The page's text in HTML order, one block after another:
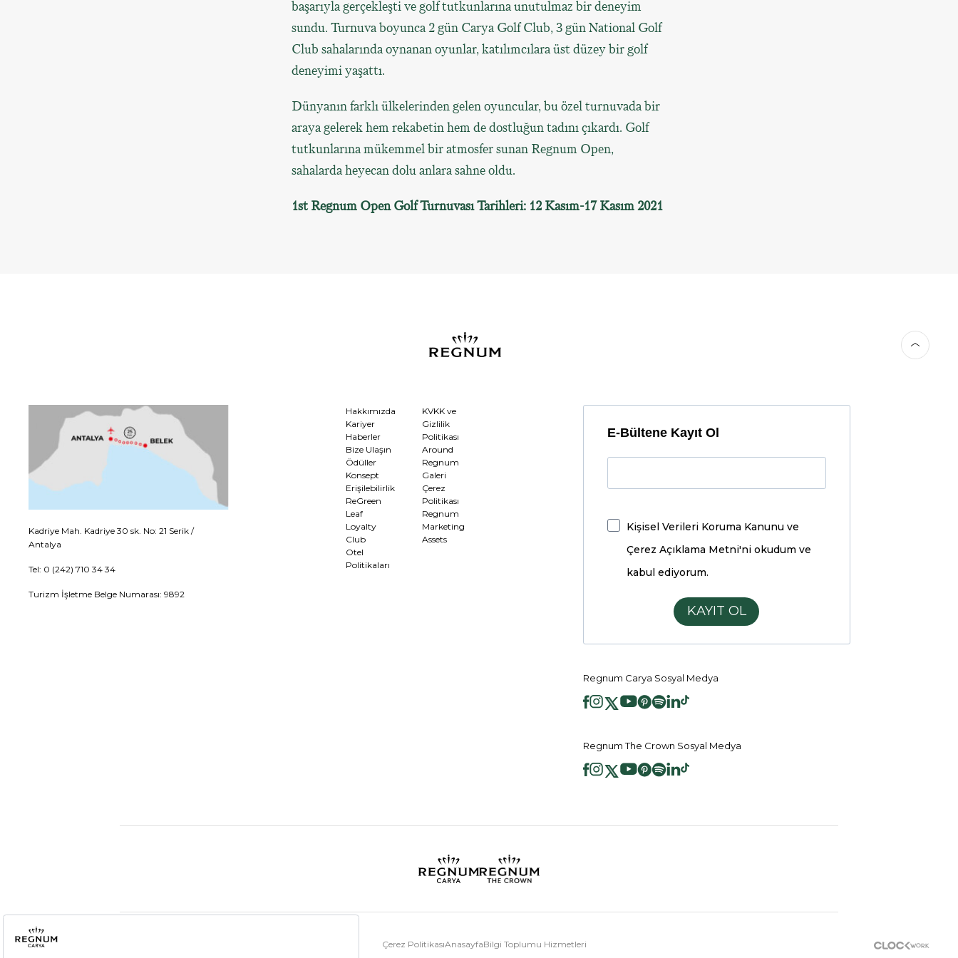
başarıyla gerçekleşti ve golf tutkunlarına unutulmaz bir deneyim
sundu. Turnuva boyunca 2 gün Carya Golf Club, 3 gün National Golf
Club sahalarında oynanan oyunlar, katılımcılara üst düzey bir golf
deneyimi yaşattı.
Dünyanın farklı ülkelerinden gelen oyuncular, bu özel turnuvada bir
araya gelerek hem rekabetin hem de dostluğun tadını çıkardı. Golf
tutkunlarına mükemmel bir atmosfer sunan Regnum Open,
sahalarda heyecan dolu anlara sahne oldu.
1st Regnum Open Golf Turnuvası Tarihleri: 12 Kasım-17 Kasım 2021
Kadriye Mah. Kadriye 30 sk. No: 21 Serik /
Antalya
Tel: 0 (242) 710 34 34
Turizm İşletme Belge Numarası: 9892
Hakkımızda
Kariyer
Haberler
Bize Ulaşın
Ödüller
Konsept
Erişilebilirlik
ReGreen
Leaf
Loyalty
Club
Otel
Politikaları
KVKK ve
Gizlilik
Politikası
Around
Regnum
Galeri
Çerez
Politikası
Regnum
Marketing
Assets
E-Bültene Kayıt Ol
Kişisel Verileri Koruma Kanunu ve
Çerez Açıklama Metni'ni okudum ve
kabul ediyorum.
KAYIT OL
Regnum Carya Sosyal Medya
Regnum The Crown Sosyal Medya
2026 ® Regnum Hotels. Tüm hakları saklıdır. Çerez PolitikasıAnasayfaBilgi Toplumu Hizmetleri